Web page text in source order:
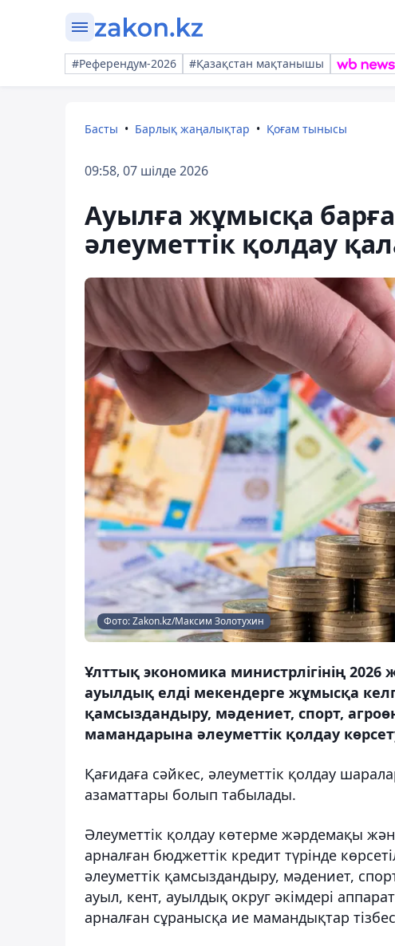
#Референдум-2026 #Қазақстан мақтанышы
Басты Барлық жаңалықтар Қоғам тынысы
09:58, 07 шілде 2026
Ауылға жұмысқа
әлеуметтік қолдау
Фото: Zakon.kz/Максим Золотухин
Ұлттық экономика министрлігінің
ауылдық елді мекендерге жұмысқа
қамсыздандыру, мәдениет, спорт,
мамандарына әлеуметтік қолдау
Қағидаға сәйкес, әлеуметтік қолдау
азаматтары болып табылады.
Әлеуметтік қолдау көтерме жәрдемақы
арналған бюджеттік кредит түрінде
әлеуметтік қамсыздандыру, мәдениет,
ауыл, кент, ауылдық округ әкімдері
арналған сұранысқа ие мамандықтар